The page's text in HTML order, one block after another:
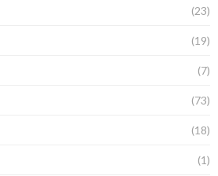
(23)
(19)
(7)
(73)
(18)
(1)